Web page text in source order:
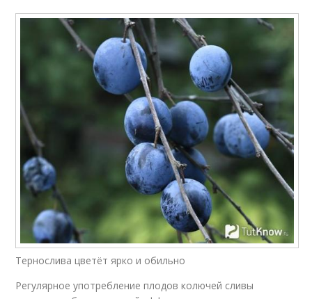
Тернослива цветёт ярко и обильно
Регулярное употребление плодов колючей сливы